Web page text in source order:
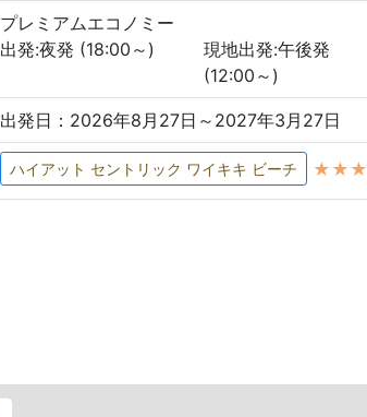
プレミアムエコノミー
出発:夜発 (18:00～)
現地出発:午後発
(12:00～)
出発日：2026年8月27日～2027年3月27日
ハイアット セントリック ワイキキ ビーチ ★★★